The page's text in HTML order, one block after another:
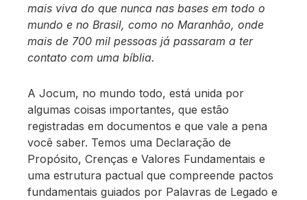
mais viva do que nunca nas bases em todo o
mundo e no Brasil, como no Maranhão, onde
mais de 700 mil pessoas já passaram a ter
contato com uma bíblia.
A Jocum, no mundo todo, está unida por
algumas coisas importantes, que estão
registradas em documentos e que vale a pena
você saber. Temos uma Declaração de
Propósito, Crenças e Valores Fundamentais e
uma estrutura pactual que compreende pactos
fundamentais guiados por Palavras de Legado e